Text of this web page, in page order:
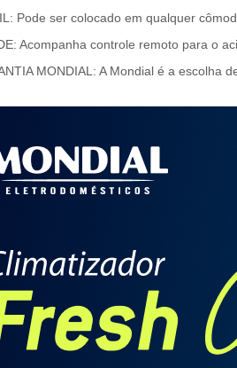
Pode ser colocado em qualquer
Acompanha controle remoto para o
MONDIAL: A Mondial é a